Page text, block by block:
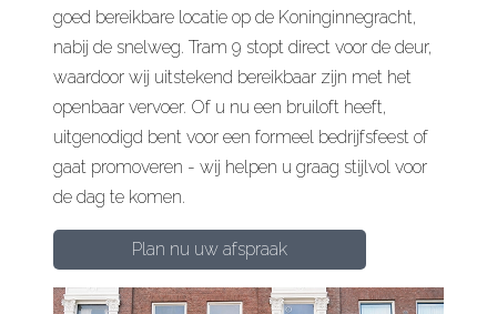
goed bereikbare locatie op de Koninginnegracht,
nabij de snelweg. Tram 9 stopt direct voor de deur,
waardoor wij uitstekend bereikbaar zijn met het
openbaar vervoer. Of u nu een bruiloft heeft,
uitgenodigd bent voor een formeel bedrijfsfeest of
gaat promoveren - wij helpen u graag stijlvol voor
de dag te komen.
Plan nu uw afspraak